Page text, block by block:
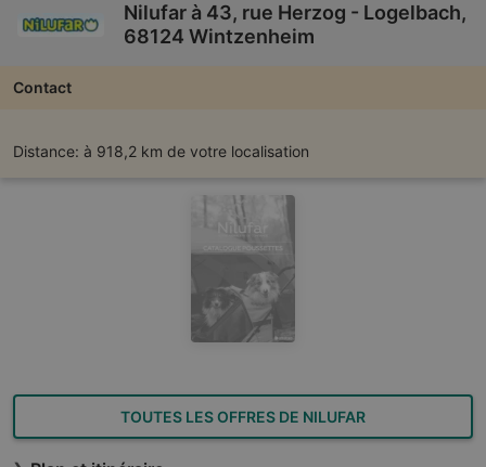
Nilufar à 43, rue Herzog - Logelbach,
68124 Wintzenheim
Contact
Distance: à 918,2 km de votre localisation
TOUTES LES OFFRES DE NILUFAR